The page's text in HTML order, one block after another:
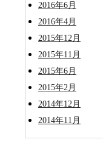
2016年6月
2016年4月
2015年12月
2015年11月
2015年6月
2015年2月
2014年12月
2014年11月